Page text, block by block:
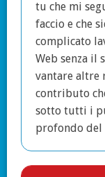
tu che mi
faccio e che
complicato
Web senza il
vantare altre
contributo
sotto tutti i
profondo del